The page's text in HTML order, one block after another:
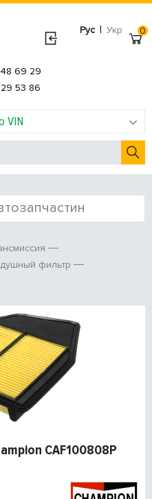
Рус | Укр
VIN
69 29
53 86
0
фильтр
CAF100808P